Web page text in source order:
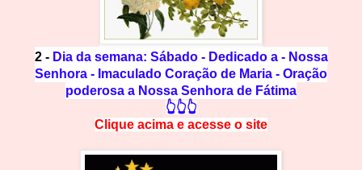
2 - Dia da semana: Sábado - Dedicado a - Nossa
Senhora - Imaculado Coração de Maria - Oração
poderosa a Nossa Senhora de Fátima
👆👆👆
Clique acima e acesse o site